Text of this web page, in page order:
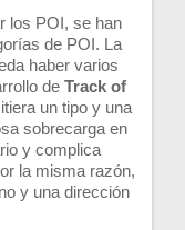
los POI, se han
de POI. La
haber varios
de Track of
un tipo y una
sobrecarga en
y complica
la misma razón,
y una dirección